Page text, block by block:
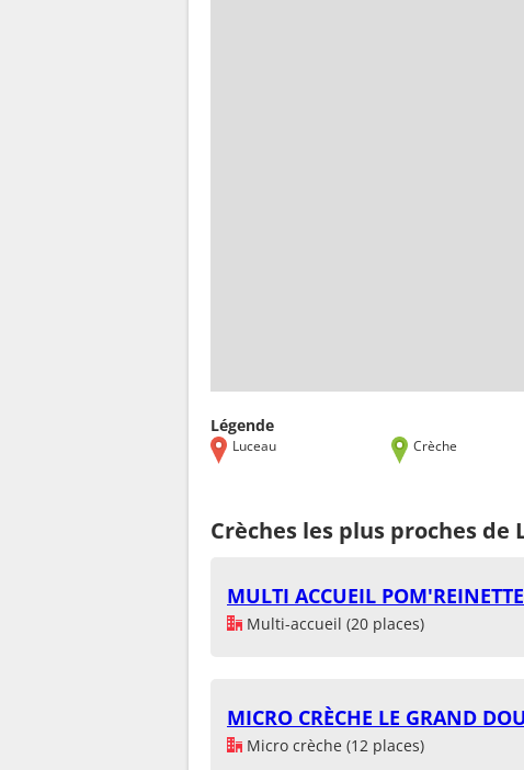
Légende
Luceau Crèche
Crèches les plus proches de
MULTI ACCUEIL
Multi-accueil (20 places)
MICRO CRÈCHE LE GRAND
Micro crèche (12 places)